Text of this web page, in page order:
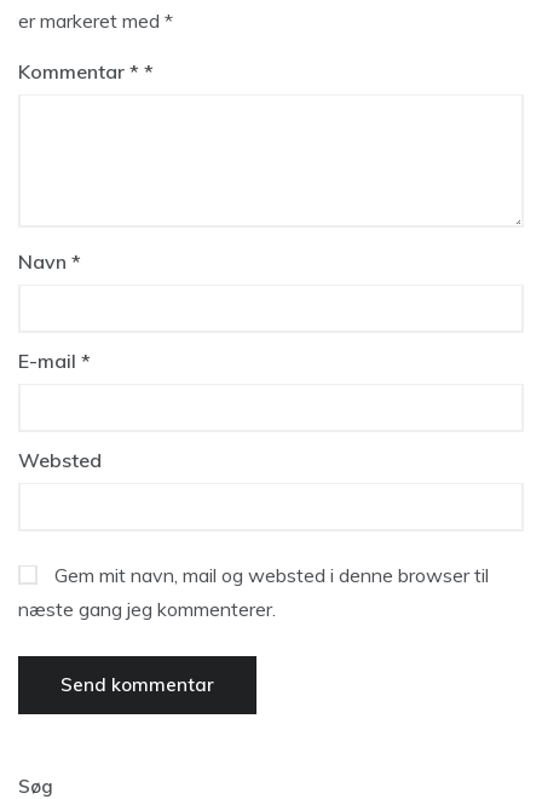
er markeret med *
Kommentar *
Navn *
E-mail *
Websted
Gem mit navn, mail og websted i denne browser til
næste gang jeg kommenterer.
Søg